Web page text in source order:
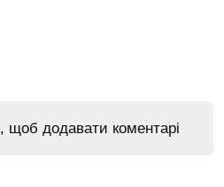
, щоб додавати коментарі